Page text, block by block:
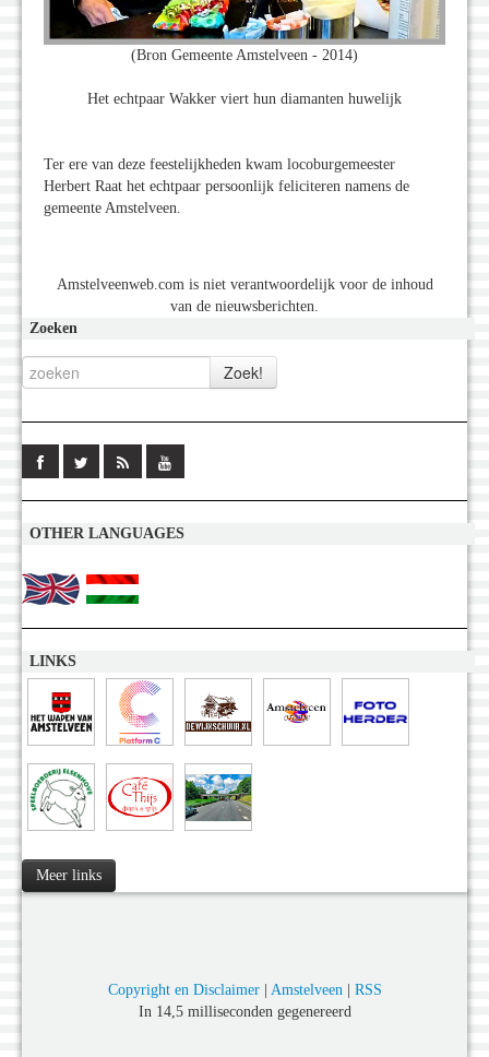
(Bron Gemeente Amstelveen - 2014)
Het echtpaar Wakker viert hun diamanten huwelijk
Ter ere van deze feestelijkheden kwam locoburgemeester
Herbert Raat het echtpaar persoonlijk feliciteren namens de
gemeente Amstelveen.
Amstelveenweb.com is niet verantwoordelijk voor de inhoud
van de nieuwsberichten.
Zoeken
OTHER LANGUAGES
LINKS
Meer links
Copyright en Disclaimer| Amstelveen
RSS
In 14,5 milliseconden gegenereerd